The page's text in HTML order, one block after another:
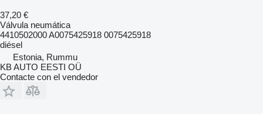
37,20 €
Válvula neumática
4410502000 A0075425918 0075425918
diésel
Estonia, Rummu
KB AUTO EESTI OÜ
Contacte con el vendedor